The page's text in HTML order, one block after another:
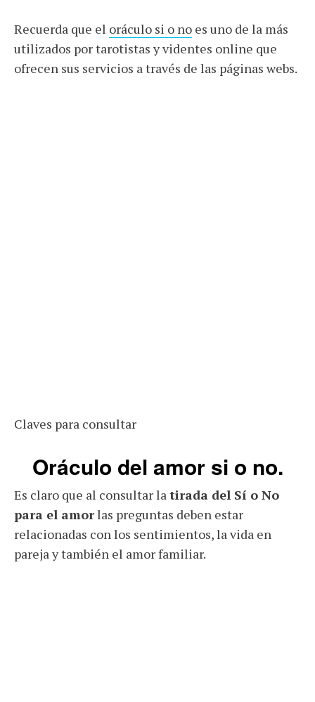
Recuerda que el oráculo si o no es uno de la más
utilizados por tarotistas y videntes online que
ofrecen sus servicios a través de las páginas webs.
Claves para consultar
Oráculo del amor si o no.
Es claro que al consultar latirada del Sí o No
para el amorlas preguntas deben estar
relacionadas con los sentimientos, la vida en
pareja y también el amor familiar.